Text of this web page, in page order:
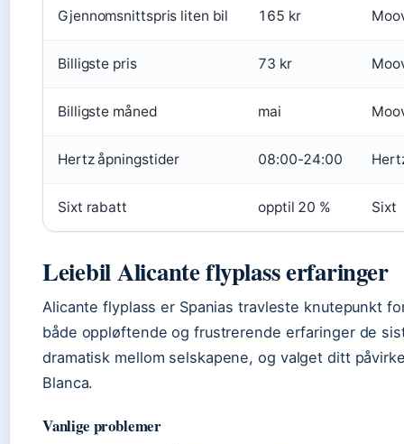
Gjennomsnittspris liten bil 165 kr
Billigste pris 73 kr
Billigste måned mai
Hertz åpningstider 08:00-24:00
Sixt rabatt opptil 20 % Sixt
Leiebil Alicante flyplass erfaringer
Alicante flyplass er Spanias travleste knutepunkt
både oppløftende og frustrerende erfaringer de
dramatisk mellom selskapene, og valget ditt
Blanca.
Vanlige problemer